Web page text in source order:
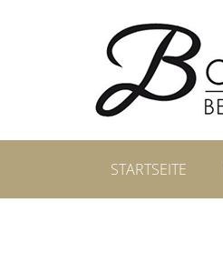
STARTSEITE